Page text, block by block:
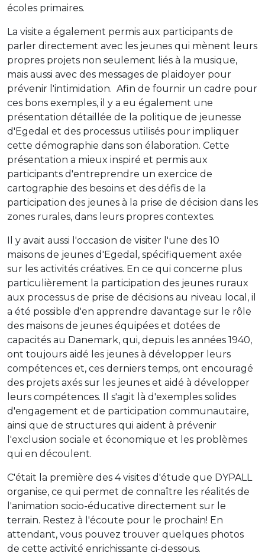
écoles primaires.
La visite a également permis aux participants de
parler directement avec les jeunes qui mènent leurs
propres projets non seulement liés à la musique,
mais aussi avec des messages de plaidoyer pour
prévenir l'intimidation. Afin de fournir un cadre pour
ces bons exemples, il y a eu également une
présentation détaillée de la politique de jeunesse
d'Egedal et des processus utilisés pour impliquer
cette démographie dans son élaboration. Cette
présentation a mieux inspiré et permis aux
participants d'entreprendre un exercice de
cartographie des besoins et des défis de la
participation des jeunes à la prise de décision dans les
zones rurales, dans leurs propres contextes.
Il y avait aussi l'occasion de visiter l'une des 10
maisons de jeunes d'Egedal, spécifiquement axée
sur les activités créatives. En ce qui concerne plus
particulièrement la participation des jeunes ruraux
aux processus de prise de décisions au niveau local, il
a été possible d'en apprendre davantage sur le rôle
des maisons de jeunes équipées et dotées de
capacités au Danemark, qui, depuis les années 1940,
ont toujours aidé les jeunes à développer leurs
compétences et, ces derniers temps, ont encouragé
des projets axés sur les jeunes et aidé à développer
leurs compétences. Il s'agit là d'exemples solides
d'engagement et de participation communautaire,
ainsi que de structures qui aident à prévenir
l'exclusion sociale et économique et les problèmes
qui en découlent.
C'était la première des 4 visites d'étude que DYPALL
organise, ce qui permet de connaître les réalités de
l'animation socio-éducative directement sur le
terrain. Restez à l'écoute pour le prochain! En
attendant, vous pouvez trouver quelques photos
de cette activité enrichissante ci-dessous.